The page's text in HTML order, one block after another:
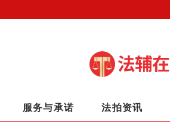
服务与承诺 法拍资讯